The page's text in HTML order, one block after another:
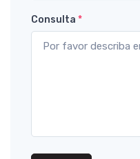
Consulta *